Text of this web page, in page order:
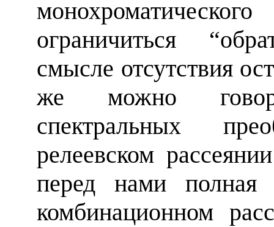
ограничиться
смысле отсутствия
же можно
спектральных
релеевском
перед нами полная
комбинационном